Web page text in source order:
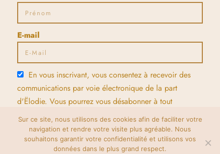
E-mail
En vous inscrivant, vous consentez à recevoir des
communications par voie électronique de la part
d'Ëlodie. Vous pourrez vous désabonner à tout
moment.
ENVOYER
Sur ce site, nous utilisons des cookies afin de faciliter votre
navigation et rendre votre visite plus agréable. Nous
souhaitons garantir votre confidentialité et utilisons vos
données dans le plus grand respect.